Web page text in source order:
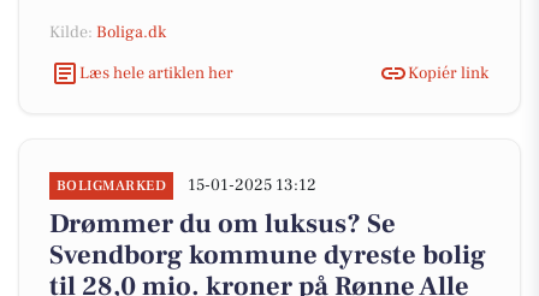
Kilde: Boliga.dk
Læs hele artiklen her
Kopiér link
BOLIGMARKED 15-01-2025 13:12
Drømmer du om luksus? Se
Svendborg kommune dyreste bolig
til 28,0 mio. kroner på Rønne Alle